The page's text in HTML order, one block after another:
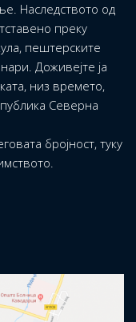
Наследството од
преку
пештерските
Доживејте ја
низ времето,
Северна
бројност, туку